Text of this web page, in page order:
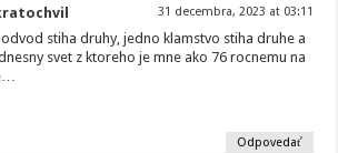
31 decembra, 2023 at 03:11
stiha druhy, jedno klamstvo stiha druhe a
svet z ktoreho je mne ako 76 rocnemu na
Odpovedať